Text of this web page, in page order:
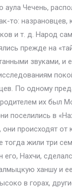
Чечень,
то: назрановцев,
и т. д. Народ
прежде на
звуками,
По одному
их был
поселились в
происходят от
жили три
Нахчи,
ханшу и
в горах,